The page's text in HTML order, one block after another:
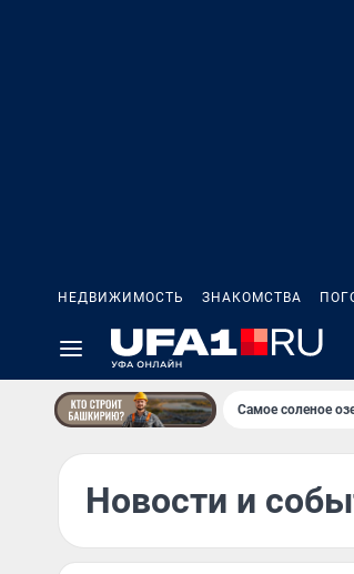
НЕДВИЖИМОСТЬ ЗНАКОМСТВА
Самое соленое
Новости и